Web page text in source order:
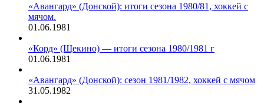
«Авангард» (Донской): итоги сезона 1980/81, хоккей с
мячом.
01.06.1981
«Корд» (Щекино) — итоги сезона 1980/1981 г
01.06.1981
«Авангард» (Донской): сезон 1981/1982, хоккей с мячом
31.05.1982